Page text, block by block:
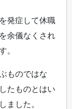
発症して休職
余儀なくされ
。
ものではな
たものとはい
ました。